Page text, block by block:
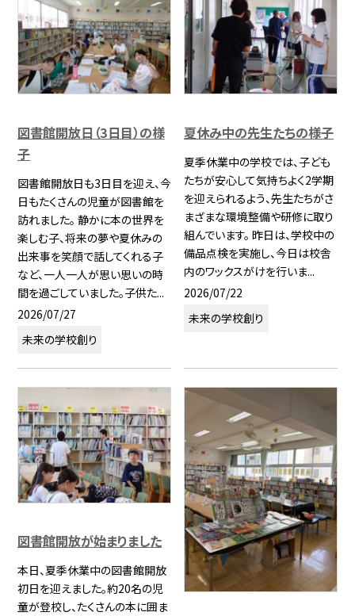
図書館開放日（3日目）の様
子
図書館開放日も3日目を迎え、今
日もたくさんの児童が図書館を
訪れました。 静かに本の世界を
楽しむ子、将来の夢や夏休みの
出来事を笑顔で話してくれる子
など、一人一人が思い思いの時
間を過ごしていました。子供た...
2026/07/27
未来の学校創り
夏休み中の先生たちの様子
夏季休業中の学校では、子ども
たちが安心して気持ちよく2学期
を迎えられるよう、先生たちがさ
まざまな環境整備や研修に取り
組んでいます。 昨日は、学校中の
備品点検を実施し、今日は校舎
内のワックスがけを行いま...
2026/07/22
未来の学校創り
図書館開放が始まりました
本日、夏季休業中の図書館開放
初日を迎えました。約20名の児
童が登校し、たくさんの本に囲ま